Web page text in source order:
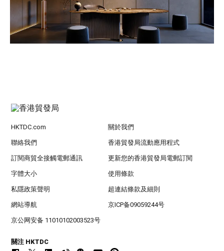
HKTDC.com 關於我們
聯絡我們 香港貿發局流動應用程式
訂閱商貿全接觸電郵通訊 更新您的香港貿發局電郵訂閱
字體大小 使用條款
私隱政策聲明 超連結條款及細則
網站導航 京ICP备09059244号
京公网安备 11010102003523号
關注 HKTDC